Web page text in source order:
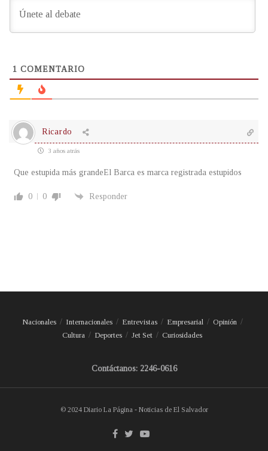
1 COMENTARIO
Ricardo
3 años atrás
Que estupida más grandeEl Barca es marca registrada estupidos
0 0 Responder
Nacionales Internacionales Entrevistas Empresarial
Opinión
Cultura
Deportes Jet Set Curiosidades
Contáctanos: 2246-0616
© 2024 Diario La Página - Noticias de El Salvador